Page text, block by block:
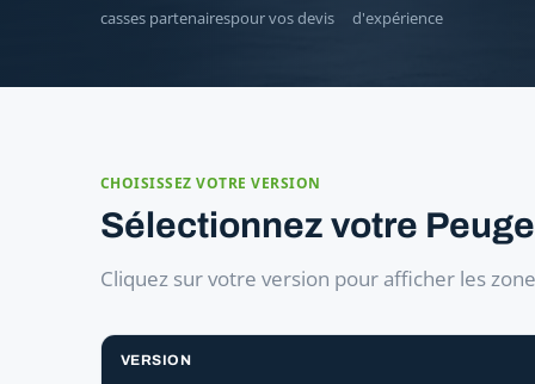
casses partenairespour vos devis d'expérience
CHOISISSEZ VOTRE VERSION
Sélectionnez votre
Cliquez sur votre version pour afficher les
VERSION